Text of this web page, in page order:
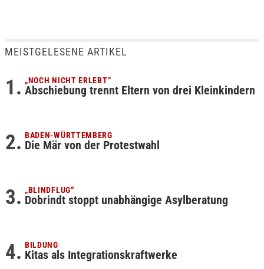
MEISTGELESENE ARTIKEL
„NOCH NICHT ERLEBT“
Abschiebung trennt Eltern von drei Kleinkindern
BADEN-WÜRTTEMBERG
Die Mär von der Protestwahl
„BLINDFLUG“
Dobrindt stoppt unabhängige Asylberatung
BILDUNG
Kitas als Integrationskraftwerke